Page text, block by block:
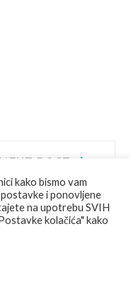
NEXT POST
kako bismo vam
i ponovljene
na upotrebu SVIH
kolačića" kako